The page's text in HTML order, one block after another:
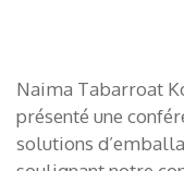
Naima Tabarroat
présenté une
solutions